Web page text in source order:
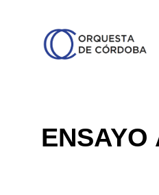
ENSAYO